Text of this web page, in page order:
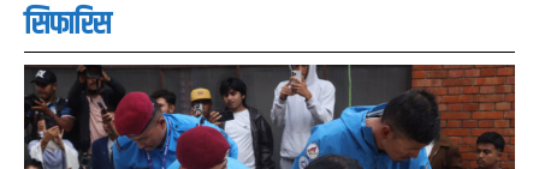
सिफारिस